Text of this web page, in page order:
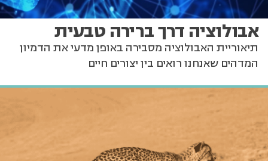
אבולוציה דרך ברירה טבעית
תיאוריית האבולוציה מסבירה באופן מדעי את הדמיון
המדהים שאנחנו רואים בין יצורים חיים